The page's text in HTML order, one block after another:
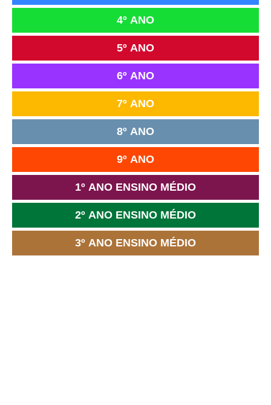
4º ANO
5º ANO
6º ANO
7º ANO
8º ANO
9º ANO
1º ANO ENSINO MÉDIO
2º ANO ENSINO MÉDIO
3º ANO ENSINO MÉDIO